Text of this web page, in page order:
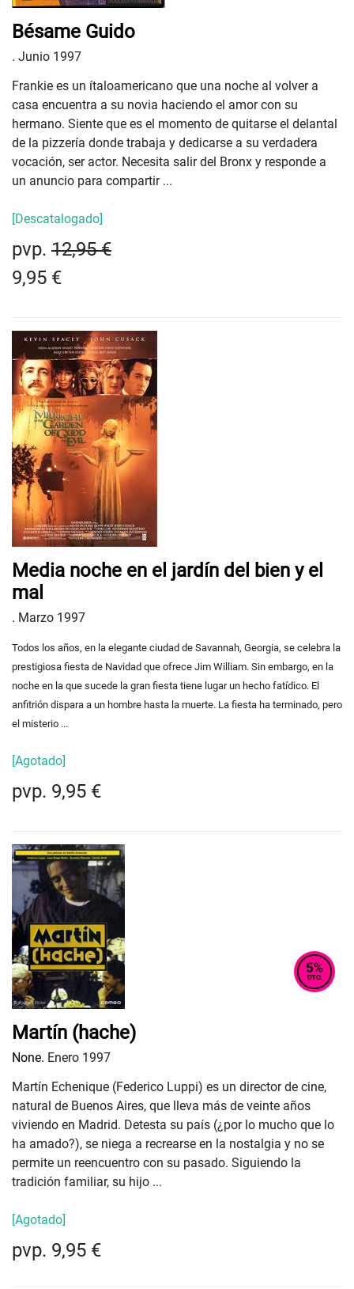
Bésame Guido
. Junio 1997
Frankie es un ítaloamericano que una noche al volver a
casa encuentra a su novia haciendo el amor con su
hermano. Siente que es el momento de quitarse el delantal
de la pizzería donde trabaja y dedicarse a su verdadera
vocación, ser actor. Necesita salir del Bronx y responde a
un anuncio para compartir ...
[Descatalogado]
pvp. 12,95 €
9,95 €
Media noche en el jardín del bien y el
mal
. Marzo 1997
Todos los años, en la elegante ciudad de Savannah, Georgia, se celebra la
prestigiosa fiesta de Navidad que ofrece Jim William. Sin embargo, en la
noche en la que sucede la gran fiesta tiene lugar un hecho fatídico. El
anfitrión dispara a un hombre hasta la muerte. La fiesta ha terminado, pero
el misterio ...
[Agotado]
pvp. 9,95 €
Martín (hache)
None. Enero 1997
Martín Echenique (Federico Luppi) es un director de cine,
natural de Buenos Aires, que lleva más de veinte años
viviendo en Madrid. Detesta su país (¿por lo mucho que lo
ha amado?), se niega a recrearse en la nostalgia y no se
permite un reencuentro con su pasado. Siguiendo la
tradición familiar, su hijo ...
[Agotado]
pvp. 9,95 €